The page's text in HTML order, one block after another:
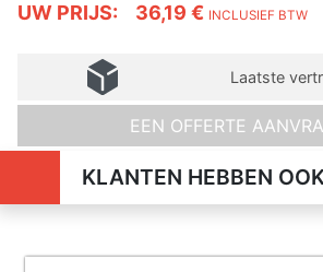
UW PRIJS: 36,19 € INCLUSIEF BTW
Laatste
EEN OFFERTE
KLANTEN HEBBEN